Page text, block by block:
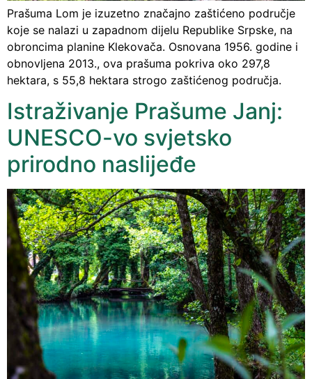
Prašuma Lom je izuzetno značajno zaštićeno područje
koje se nalazi u zapadnom dijelu Republike Srpske, na
obroncima planine Klekovača. Osnovana 1956. godine i
obnovljena 2013., ova prašuma pokriva oko 297,8
hektara, s 55,8 hektara strogo zaštićenog područja.
Istraživanje Prašume Janj:
UNESCO-vo svjetsko
prirodno naslijeđe